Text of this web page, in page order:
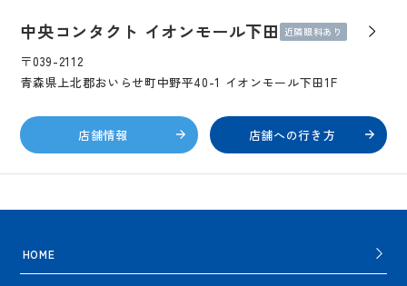
中央コンタクト イオンモール下田 近隣眼科あり
〒039-2112
青森県上北郡おいらせ町中野平40-1 イオンモール下田1F
店舗情報 店舗への行き方
HOME